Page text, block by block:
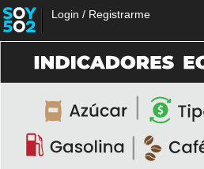
Login / Registrarme